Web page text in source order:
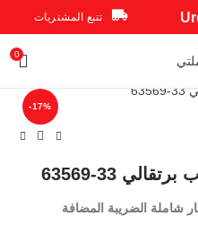
تتبع المشتريات
0
-17%
33-63569
شاملة الضريبة المضافة